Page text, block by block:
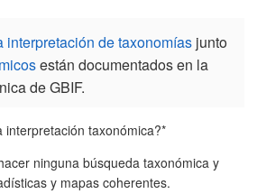
interpretación de taxonomías junto
están documentados en la
de GBIF.
interpretación taxonómica?*
ninguna búsqueda taxonómica y
y mapas coherentes.